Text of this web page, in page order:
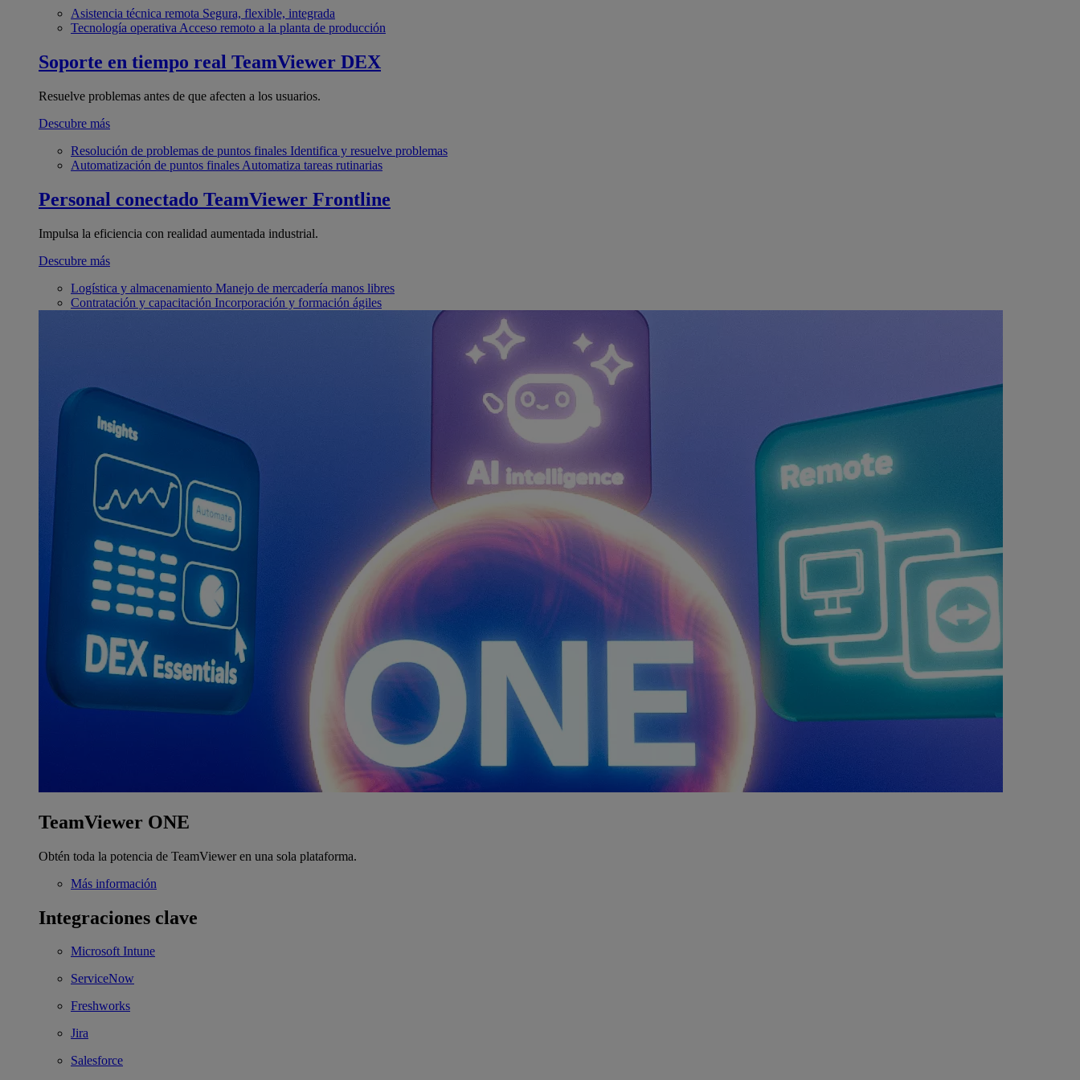
Asistencia técnica remota Segura, flexible, integrada
Tecnología operativa Acceso remoto a la planta de producción
Soporte en tiempo real TeamViewer DEX
Resuelve problemas antes de que afecten a los usuarios.
Descubre más
Resolución de problemas de puntos finales Identifica y resuelve problemas
Automatización de puntos finales Automatiza tareas rutinarias
Personal conectado TeamViewer Frontline
Impulsa la eficiencia con realidad aumentada industrial.
Descubre más
Logística y almacenamiento Manejo de mercadería manos libres
Contratación y capacitación Incorporación y formación ágiles
TeamViewer ONE
Obtén toda la potencia de TeamViewer en una sola plataforma.
Más información
Integraciones clave
Microsoft Intune
ServiceNow
Freshworks
Jira
Salesforce